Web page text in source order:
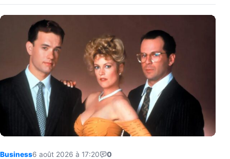
Business6 août 2026 à 17:20 0